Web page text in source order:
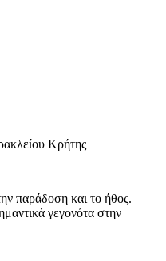
Κρήτης
παράδοση και το ήθος.
γεγονότα στην